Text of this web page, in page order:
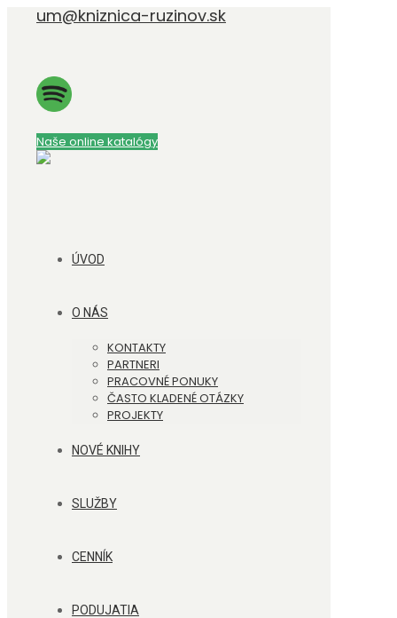
um@kniznica-ruzinov.sk
Naše online katalógy
ÚVOD
O NÁS
KONTAKTY
PARTNERI
PRACOVNÉ PONUKY
ČASTO KLADENÉ OTÁZKY
PROJEKTY
NOVÉ KNIHY
SLUŽBY
CENNÍK
PODUJATIA